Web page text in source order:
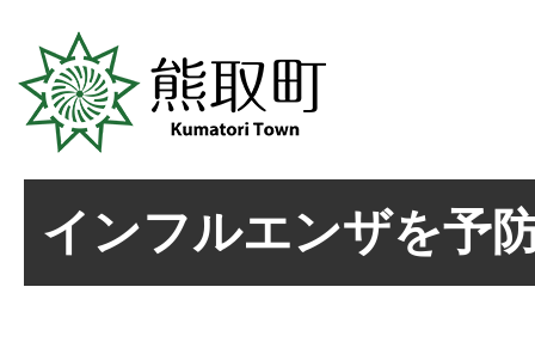
インフルエンザを予